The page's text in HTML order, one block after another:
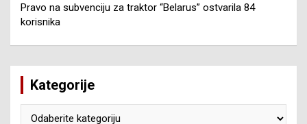
Pravo na subvenciju za traktor “Belarus” ostvarila 84
korisnika
Kategorije